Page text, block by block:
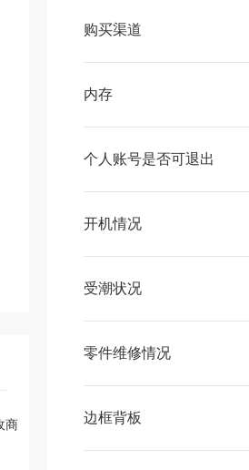
商
购买渠道
内存
个人账号是否可退出
开机情况
受潮状况
零件维修情况
边框背板